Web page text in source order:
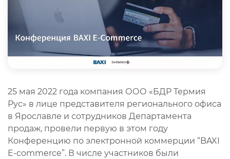
25 мая 2022 года компания ООО «БДР Термия
Рус» в лице представителя регионального офиса
в Ярославле и сотрудников Департамента
продаж, провели первую в этом году
Конференцию по электронной коммерции “BAXI
E-commerce”. В числе участников были